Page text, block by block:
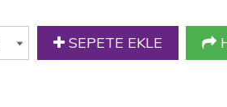
SEPETE EKLE